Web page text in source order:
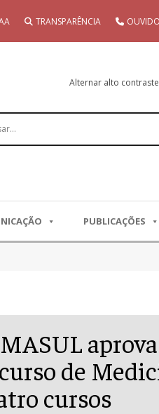
TRANSPARÊNCIA
Alternar alto contraste
PUBLICAÇÕES
de
cursos